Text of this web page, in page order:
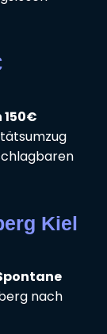
Kiel
nach